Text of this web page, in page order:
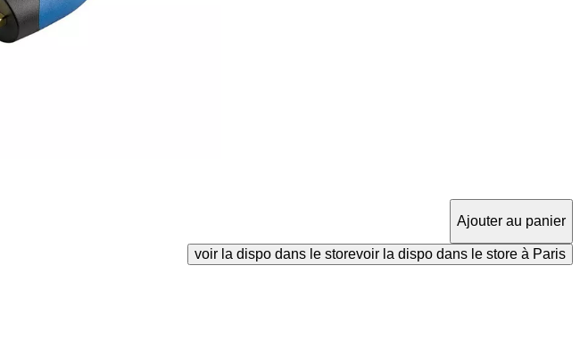
Ajouter au panier
voir la dispo dans le storevoir la dispo dans le store à Paris